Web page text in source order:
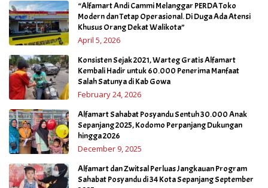
“Alfamart Andi Cammi Melanggar PERDA Toko
Modern dan Tetap Operasional. Di Duga Ada Atensi
Khusus Orang Dekat Walikota”
April 5, 2026
Konsisten Sejak 2021, Warteg Gratis Alfamart
Kembali Hadir untuk 60.000 Penerima Manfaat
Salah Satunya di Kab Gowa
February 24, 2026
Alfamart Sahabat Posyandu Sentuh 30.000 Anak
Sepanjang 2025, Kodomo Perpanjang Dukungan
hingga 2026
December 9, 2025
Alfamart dan Zwitsal Perluas Jangkauan Program
Sahabat Posyandu di 34 Kota Sepanjang September